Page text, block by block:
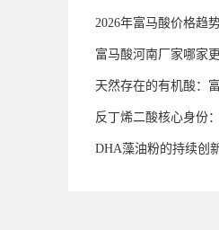
2026年富马酸价格趋
富马酸河南厂家哪家
天然存在的有机酸：
反丁烯二酸核心身份
DHA藻油粉的持续创